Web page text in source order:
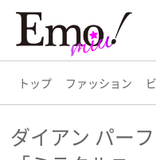
トップ ファッション
トップ
ダイアン パー